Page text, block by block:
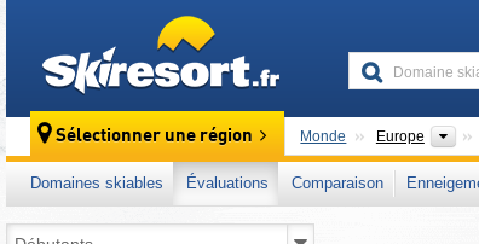
Sélectionner une région Monde Europe
Domaines skiables Évaluations Comparaison